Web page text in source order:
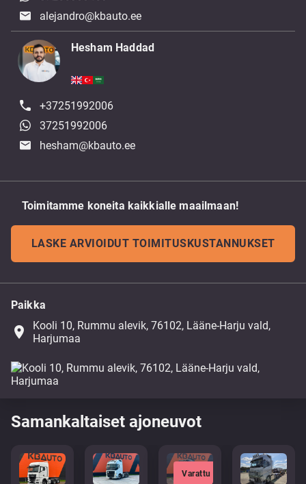
alejandro@kbauto.ee
Hesham Haddad
+37251992006
37251992006
hesham@kbauto.ee
Toimitamme koneita kaikkialle maailmaan!
LASKE ARVIOIDUT TOIMITUSKUSTANNUKSET
Paikka
place
Kooli 10, Rummu alevik, 76102, Lääne-Harju vald,
Harjumaa
Samankaltaiset ajoneuvot
Varattu